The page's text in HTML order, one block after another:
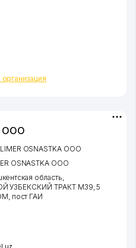
ООО
OSNASTKA ООО
OSNASTKA ООО
область,
УЗБЕКСКИЙ ТРАКТ М39, 5
пост ГАИ